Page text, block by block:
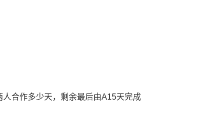
合作多少天，剩余最后由A15天完成